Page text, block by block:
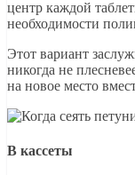
центр каждой
необходимости
Этот вариант
никогда не
на новое место
В кассеты